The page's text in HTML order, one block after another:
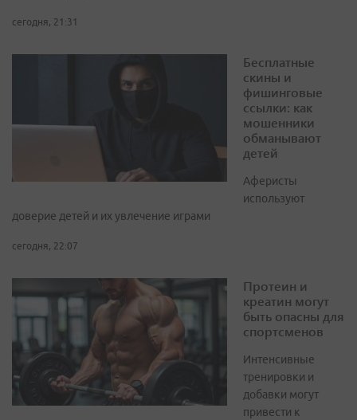
сегодня, 21:31
Бесплатные
скины и
фишинговые
ссылки: как
мошенники
обманывают
детей
Аферисты
используют
доверие детей и их увлечение играми
сегодня, 22:07
Протеин и
креатин могут
быть опасны для
спортсменов
Интенсивные
тренировки и
добавки могут
привести к